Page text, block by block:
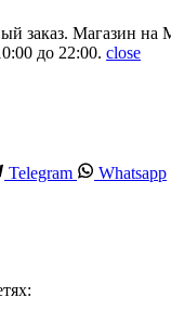
заказ. Магазин на
до 22:00. close
Telegram
Whatsapp